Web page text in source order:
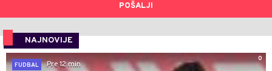
POŠALJI
NAJNOVIJE
0
FUDBAL
Pre 12 min